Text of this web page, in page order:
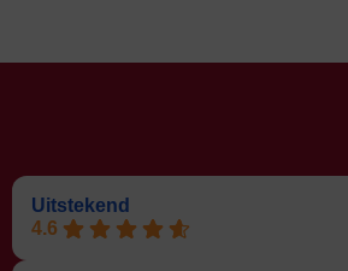
Uitstekend
4.6